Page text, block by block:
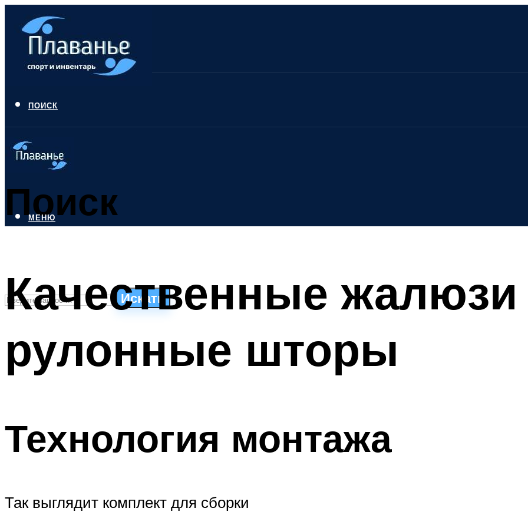
ПОИСК
Поиск
Искать
ПЛАВАНЬЕ ДЛЯ ДЕТЕЙ
ПЛАВАНЬЕ ДЛЯ ПОХУДЕНИЯ
МЕНЮ
МЕНЮ
Качественные
рулонные шторы
Технология монтажа
Так выглядит комплект для сборки